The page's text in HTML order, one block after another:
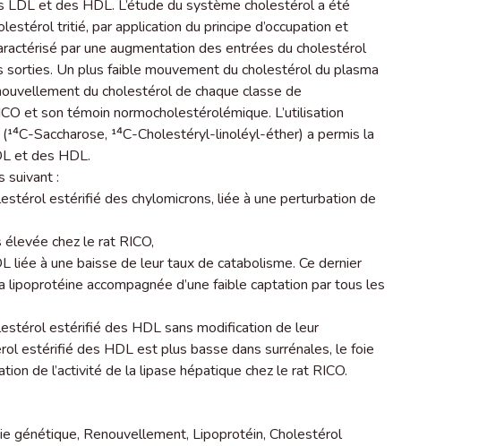
et des HDL. L’étude du système cholestérol a été
tritié, par application du principe d’occupation et
par une augmentation des entrées du cholestérol
Un plus faible mouvement du cholestérol du plasma
du cholestérol de chaque classe de
et son témoin normocholestérolémique. L’utilisation
Saccharose, ¹⁴C-Cholestéryl-linoléyl-éther) a permis la
et des HDL.
suivant :
estérifié des chylomicrons, liée à une perturbation de
chez le rat RICO,
liée à une baisse de leur taux de catabolisme. Ce dernier
accompagnée d’une faible captation par tous les
estérifié des HDL sans modification de leur
estérifié des HDL est plus basse dans surrénales, le foie
de l’activité de la lipase hépatique chez le rat RICO.
génétique, Renouvellement, Lipoprotéin, Cholestérol